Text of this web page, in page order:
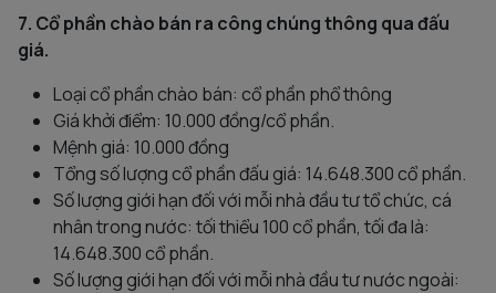
7. Cổ phần chào bán ra công chúng thông qua đấu
giá.
Loại cổ phần chào bán: cổ phần phổ thông
Giá khởi điểm: 10.000 đồng/cổ phần.
Mệnh giá: 10.000 đồng
Tổng số lượng cổ phần đấu giá: 14.648.300 cổ phần.
Số lượng giới hạn đối với mỗi nhà đầu tư tổ chức, cá
nhân trong nước: tối thiểu 100 cổ phần, tối đa là:
14.648.300 cổ phần.
Số lượng giới hạn đối với mỗi nhà đầu tư nước ngoài: